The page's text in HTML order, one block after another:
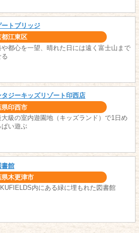
トブリッジ
都江東区
や都心を一望、晴れた日には遠く富士山まで
る
タジーキッズリゾート印西店
県印西市
大級の室内遊園地（キッズランド）で1日め
ぱい遊ぶ
書館
県木更津市
内にある緑に埋もれた図書館